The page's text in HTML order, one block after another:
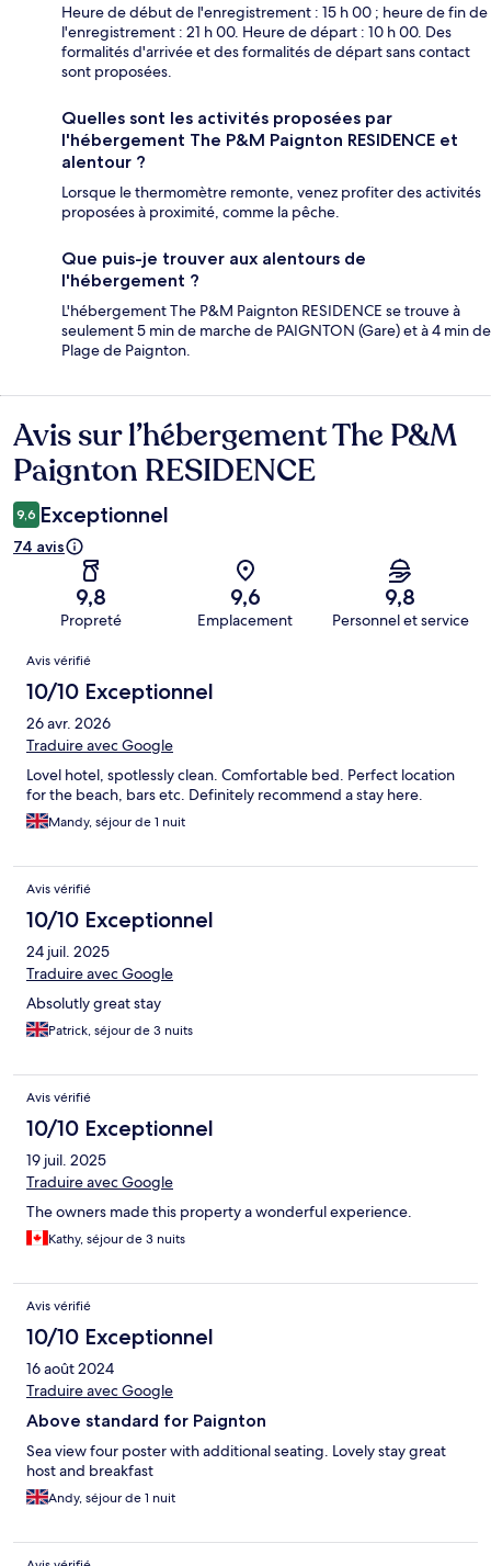
Heure de début de l'enregistrement : 15 h 00 ; heure de fin de
l'enregistrement : 21 h 00. Heure de départ : 10 h 00. Des
formalités d'arrivée et des formalités de départ sans contact
sont proposées.
Quelles sont les activités proposées par
l'hébergement The P&M Paignton RESIDENCE et
alentour ?
Lorsque le thermomètre remonte, venez profiter des activités
proposées à proximité, comme la pêche.
Que puis-je trouver aux alentours de
l'hébergement ?
L'hébergement The P&M Paignton RESIDENCE se trouve à
seulement 5 min de marche de PAIGNTON (Gare) et à 4 min de
Plage de Paignton.
Avis
Avis sur l’hébergement The P&M
Paignton RESIDENCE
9,6 Exceptionnel
74 avis
9,8
Propreté
9,6
Emplacement
9,8
Personnel et service
Avis
Avis vérifié
10/10 Exceptionnel
26 avr. 2026
Traduire avec Google
Lovel hotel, spotlessly clean. Comfortable bed. Perfect location
for the beach, bars etc. Definitely recommend a stay here.
Mandy, séjour de 1 nuit
Avis vérifié
10/10 Exceptionnel
24 juil. 2025
Traduire avec Google
Absolutly great stay
Patrick, séjour de 3 nuits
Avis vérifié
10/10 Exceptionnel
19 juil. 2025
Traduire avec Google
The owners made this property a wonderful experience.
Kathy, séjour de 3 nuits
Avis vérifié
10/10 Exceptionnel
16 août 2024
Traduire avec Google
Above standard for Paignton
Sea view four poster with additional seating. Lovely stay great
host and breakfast
Andy, séjour de 1 nuit